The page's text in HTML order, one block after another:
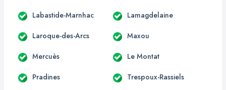
Labastide-Marnhac Lamagdelaine
Laroque-des-Arcs Maxou
Mercuès Le Montat
Pradines Trespoux-Rassiels